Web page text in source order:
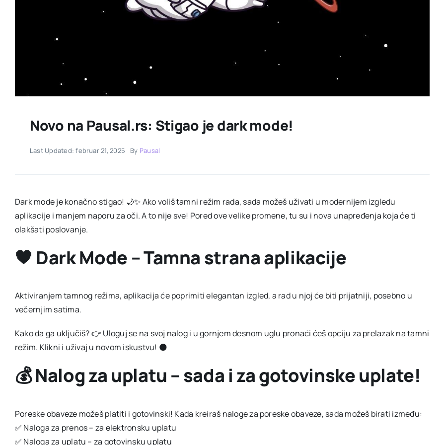
Novo na Pausal.rs: Stigao je dark mode!
Last Updated: februar 21, 2025 By Pausal
Dark mode je konačno stigao! 🌙✨ Ako voliš tamni režim rada, sada možeš uživati u modernijem izgledu
aplikacije i manjem naporu za oči. A to nije sve! Pored ove velike promene, tu su i nova unapređenja koja će ti
olakšati poslovanje.
🖤 Dark Mode – Tamna strana aplikacije
Aktiviranjem tamnog režima, aplikacija će poprimiti elegantan izgled, a rad u njoj će biti prijatniji, posebno u
večernjim satima.
Kako da ga uključiš? 👉 Uloguj se na svoj nalog i u gornjem desnom uglu pronaći ćeš opciju za prelazak na tamni
režim. Klikni i uživaj u novom iskustvu! 🌑
💰 Nalog za uplatu – sada i za gotovinske uplate!
Poreske obaveze možeš platiti i gotovinski! Kada kreiraš naloge za poreske obaveze, sada možeš birati između:
✅ Naloga za prenos – za elektronsku uplatu
✅ Naloga za uplatu – za gotovinsku uplatu